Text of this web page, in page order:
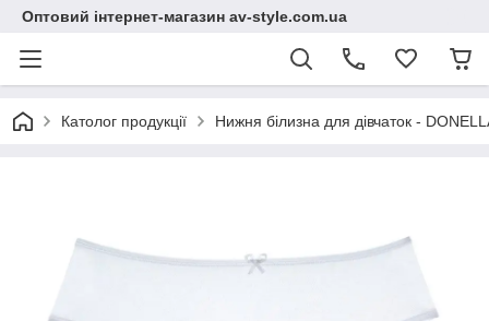
Оптовий інтернет-магазин av-style.com.ua
Католог продукції Нижня білизна для дівчаток -